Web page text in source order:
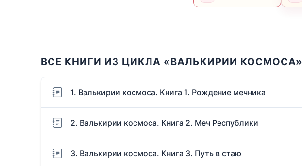
ВСЕ КНИГИ ИЗ ЦИКЛА «ВАЛЬКИРИИ КОСМОСА»
1. Валькирии космоса. Книга 1. Рождение мечника
2. Валькирии космоса. Книга 2. Меч Республики
3. Валькирии космоса. Книга 3. Путь в стаю